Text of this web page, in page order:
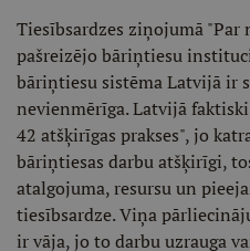
Tiesībsardzes ziņojumā
pašreizējo bāriņtiesu
bāriņtiesu sistēma Latvijā ir
nevienmērīga. Latvijā
42 atšķirīgas prakses", jo
bāriņtiesas darbu atšķirīgi,
atalgojuma, resursu un
tiesībsardze. Viņa
ir vāja, jo to darbu uzrauga